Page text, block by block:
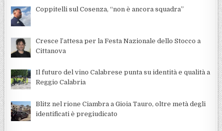
Coppitelli sul Cosenza, “non è ancora squadra”
Cresce l’attesa per la Festa Nazionale dello Stocco a
Cittanova
Il futuro del vino Calabrese punta su identità e qualità a
Reggio Calabria
Blitz nel rione Ciambra a Gioia Tauro, oltre metà degli
identificati è pregiudicato